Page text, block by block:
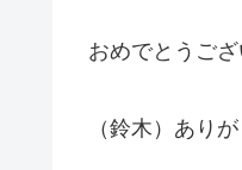
おめでとうご
（鈴木）あり